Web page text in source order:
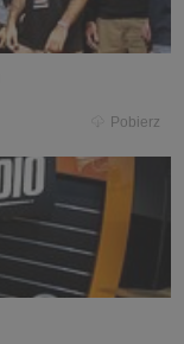
Pobierz